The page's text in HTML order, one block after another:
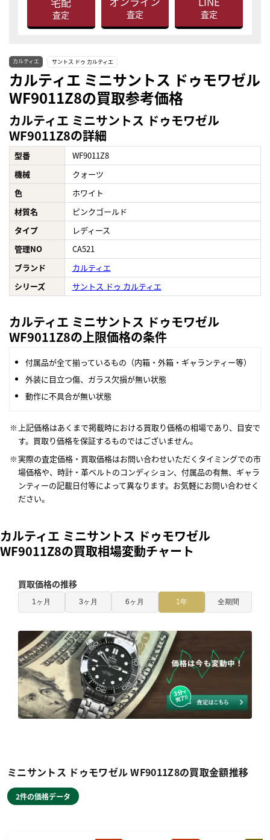
査定 査定 査定
カルティエ サントス ドゥ カルティエ
カルティエ ミニサントス ドゥモワゼル
WF9011Z8の買取参考価格
カルティエ ミニサントス ドゥモワゼル
WF9011Z8の詳細
型番
WF9011Z8
機械
クォーツ
色
ホワイト
材質名
ピンクゴールド
タイプ
レディース
管理NO
CA521
ブランド
カルティエ
シリーズ
サントス ドゥ カルティエ
カルティエ ミニサントス ドゥモワゼル
WF9011Z8の上限価格の条件
付属品が全て揃っているもの（内箱・外箱・ギャランティー等）
外装に目立つ傷、ガラス欠損が無い状態
動作に不具合が無い状態
上記価格はあくまで掲載時における買取り価格の相場であり、目安で
す。買取り価格を保証するものではございません。
実際の査定価格・買取価格はお問い合わせいただくタイミングでの市
場価格や、時計・革ベルトのコンディション、付属品の有無、ギャラ
ンティーの記載日付等によって異なります。お気軽にお問い合わせく
ださい。
カルティエ ミニサントス ドゥモワゼル
WF9011Z8の買取相場変動チャート
買取価格の推移
1ヶ月 3ヶ月 6ヶ月 1年 全期間
ミニサントス ドゥモワゼル WF9011Z8の買取金額推移
2件の価格データ